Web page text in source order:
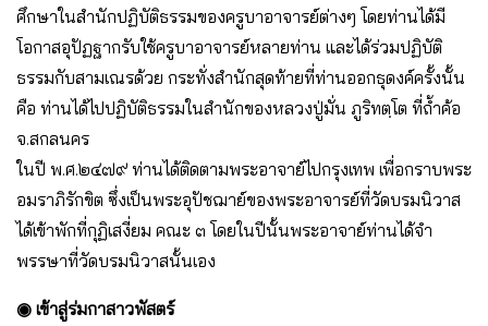
ศึกษาในสำนักปฏิบัติธรรมของครูบาอาจารย์ต่างๆ โดยท่านได้มี
โอกาสอุปัฏฐากรับใช้ครูบาอาจารย์หลายท่าน และได้ร่วมปฏิบัติ
ธรรมกับสามเณรด้วย กระทั่งสำนักสุดท้ายที่ท่านออกธุดงค์ครั้งนั้น
คือ ท่านได้ไปปฏิบัติธรรมในสำนักของหลวงปู่มั่น ภูริทตฺโต ที่ถ้ำค้อ
จ.สกลนคร
ในปี พ.ศ.๒๔๗๙ ท่านได้ติดตามพระอาจาย์ไปกรุงเทพ เพื่อกราบพระ
อมราภิรักขิต ซึ่งเป็นพระอุปัชฌาย์ของพระอาจารย์ที่วัดบรมนิวาส
ได้เข้าพักที่กุฏิเสงี่ยม คณะ ๓ โดยในปีนั้นพระอาจาย์ท่านได้จำ
พรรษาที่วัดบรมนิวาสนั้นเอง
◉ เข้าสู่ร่มกาสาวพัสตร์